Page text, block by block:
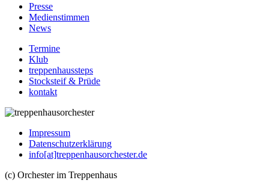
Presse
Medienstimmen
News
Termine
Klub
treppenhaussteps
Stocksteif & Prüde
kontakt
Impressum
Datenschutzerklärung
info[at]treppenhausorchester.de
(c) Orchester im Treppenhaus